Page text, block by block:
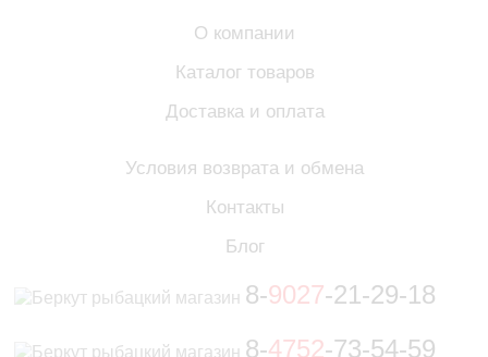
О компании
Каталог товаров
Доставка и оплата
Условия возврата и обмена
Контакты
Блог
8-9027-21-29-18
8-4752-73-54-59